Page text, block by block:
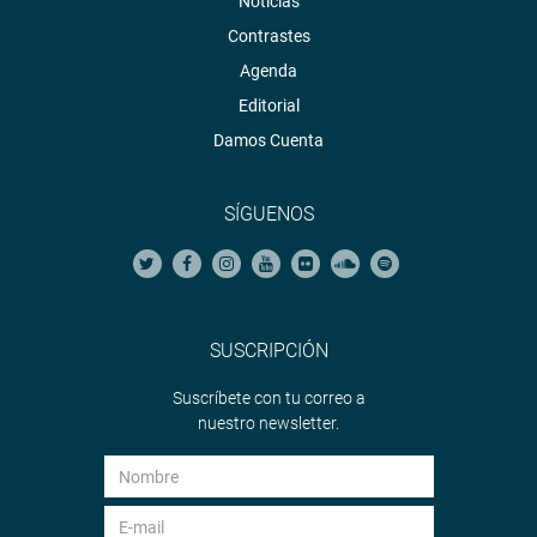
la del cambio de barandas, la mejora de infraestructura,
señalizaciones, entre otros.
Contrastes
Agenda
Editorial
Damos Cuenta
SÍGUENOS
SUSCRIPCIÓN
Suscríbete con tu correo a
nuestro newsletter.